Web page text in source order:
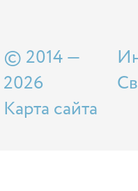
© 2014 —
2026
Карта сайта